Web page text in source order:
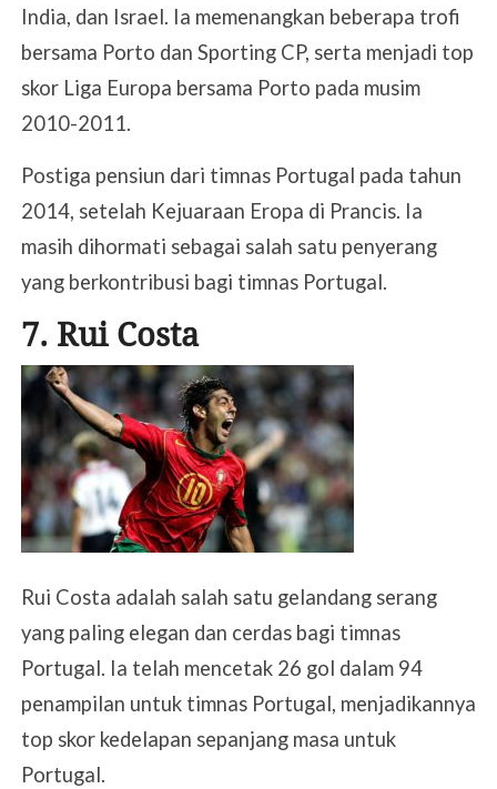
India, dan Israel. Ia memenangkan beberapa trofi
bersama Porto dan Sporting CP, serta menjadi top
skor Liga Europa bersama Porto pada musim
2010-2011.
Postiga pensiun dari timnas Portugal pada tahun
2014, setelah Kejuaraan Eropa di Prancis. Ia
masih dihormati sebagai salah satu penyerang
yang berkontribusi bagi timnas Portugal.
7. Rui Costa
Rui Costa adalah salah satu gelandang serang
yang paling elegan dan cerdas bagi timnas
Portugal. Ia telah mencetak 26 gol dalam 94
penampilan untuk timnas Portugal, menjadikannya
top skor kedelapan sepanjang masa untuk
Portugal.